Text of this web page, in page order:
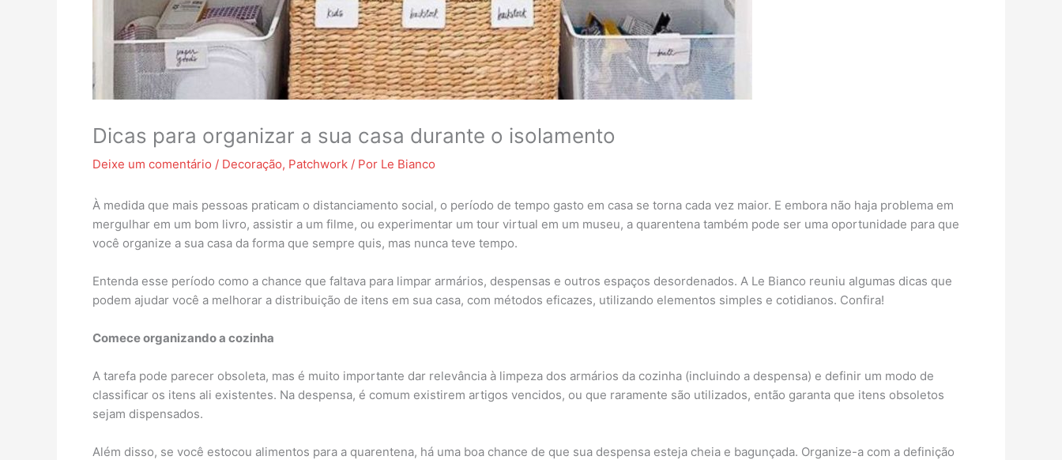
Dicas para organizar a sua casa durante o isolamento
Deixe um comentário / Decoração, Patchwork / Por Le Bianco
À medida que mais pessoas praticam o distanciamento social, o período de tempo gasto em casa se torna cada vez maior. E embora não haja problema em
mergulhar em um bom livro, assistir a um filme, ou experimentar um tour virtual em um museu, a quarentena também pode ser uma oportunidade para que
você organize a sua casa da forma que sempre quis, mas nunca teve tempo.
Entenda esse período como a chance que faltava para limpar armários, despensas e outros espaços desordenados. A Le Bianco reuniu algumas dicas que
podem ajudar você a melhorar a distribuição de itens em sua casa, com métodos eficazes, utilizando elementos simples e cotidianos. Confira!
Comece organizando a cozinha
A tarefa pode parecer obsoleta, mas é muito importante dar relevância à limpeza dos armários da cozinha (incluindo a despensa) e definir um modo de
classificar os itens ali existentes. Na despensa, é comum existirem artigos vencidos, ou que raramente são utilizados, então garanta que itens obsoletos
sejam dispensados.
Além disso, se você estocou alimentos para a quarentena, há uma boa chance de que sua despensa esteja cheia e bagunçada. Organize-a com a definição